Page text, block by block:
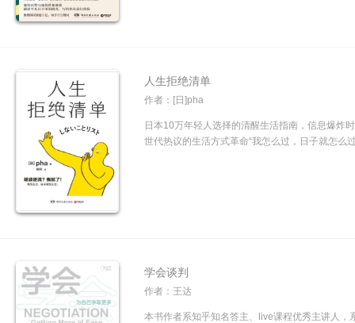
人生拒绝清单
作者：[日]pha
日本10万年轻人选择的清醒生活指南，信息爆炸
世代热议的生活方式革命“我怎么过，日子就怎么
学会谈判
作者：王达
本书作者系知乎知名答主、live课程优秀主讲人